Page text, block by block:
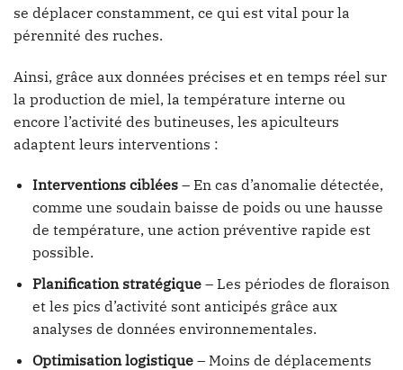
se déplacer constamment, ce qui est vital pour la
pérennité des ruches.
Ainsi, grâce aux données précises et en temps réel sur
la production de miel, la température interne ou
encore l’activité des butineuses, les apiculteurs
adaptent leurs interventions :
Interventions ciblées– En cas d’anomalie détectée,
comme une soudain baisse de poids ou une hausse
de température, une action préventive rapide est
possible.
Planification stratégique– Les périodes de floraison
et les pics d’activité sont anticipés grâce aux
analyses de données environnementales.
Optimisation logistique– Moins de déplacements